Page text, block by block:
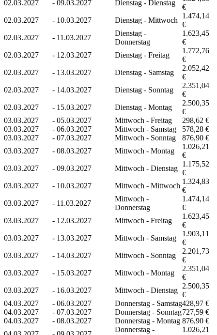
02.03.2027
- 09.03.2027 Dienstag - Dienstag
€
02.03.2027
- 10.03.2027 Dienstag - Mittwoch
1.474,14
€
02.03.2027
- 11.03.2027
Dienstag -
Donnerstag
1.623,45
€
02.03.2027
- 12.03.2027 Dienstag - Freitag
1.772,76
€
02.03.2027
- 13.03.2027 Dienstag - Samstag
2.052,42
€
02.03.2027
- 14.03.2027 Dienstag - Sonntag
2.351,04
€
02.03.2027
- 15.03.2027 Dienstag - Montag
2.500,35
€
03.03.2027
- 05.03.2027 Mittwoch - Freitag
298,62 €
03.03.2027
- 06.03.2027 Mittwoch - Samstag
578,28 €
03.03.2027
- 07.03.2027 Mittwoch - Sonntag
876,90 €
03.03.2027
- 08.03.2027 Mittwoch - Montag
1.026,21
€
03.03.2027
- 09.03.2027 Mittwoch - Dienstag
1.175,52
€
03.03.2027
- 10.03.2027 Mittwoch - Mittwoch
1.324,83
€
03.03.2027
- 11.03.2027
Mittwoch -
Donnerstag
1.474,14
€
03.03.2027
- 12.03.2027 Mittwoch - Freitag
1.623,45
€
03.03.2027
- 13.03.2027 Mittwoch - Samstag
1.903,11
€
03.03.2027
- 14.03.2027 Mittwoch - Sonntag
2.201,73
€
03.03.2027
- 15.03.2027 Mittwoch - Montag
2.351,04
€
03.03.2027
- 16.03.2027 Mittwoch - Dienstag
2.500,35
€
04.03.2027
- 06.03.2027 Donnerstag - Samstag428,97 €
04.03.2027
- 07.03.2027 Donnerstag - Sonntag727,59 €
04.03.2027
- 08.03.2027 Donnerstag - Montag 876,90 €
Donnerstag -
1.026,21